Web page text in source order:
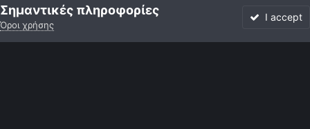
Αρχή Αστροφωτογραφίες Βαθύς Ουρανός
Σημαντικές πληροφορίες
Όροι χρήσης
I accept
Forum